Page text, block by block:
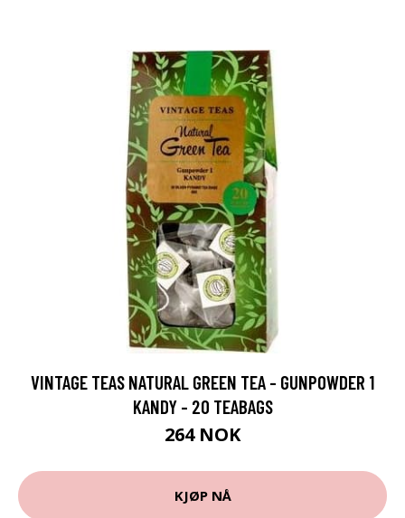
VINTAGE TEAS NATURAL GREEN TEA - GUNPOWDER 1
KANDY - 20 TEABAGS
264 NOK
KJØP NÅ